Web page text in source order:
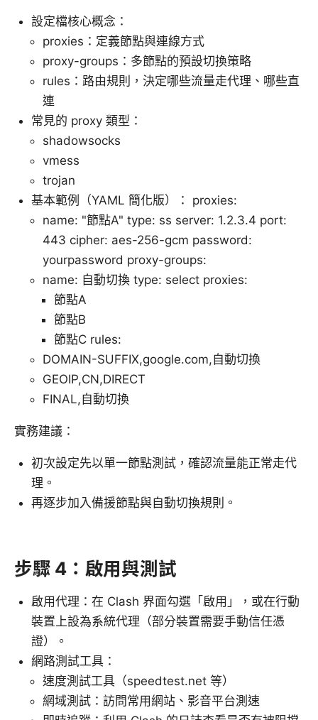
設定檔核心概念：
proxies：定義節點與連線方式
proxy-groups：多節點的預設切換策略
rules：路由規則，決定哪些流量走代理、哪些直
連
常見的 proxy 類型：
shadowsocks
vmess
trojan
基本範例（YAML 簡化版）： proxies:
name: "節點A" type: ss server: 1.2.3.4 port:
443 cipher: aes-256-gcm password:
yourpassword proxy-groups:
name: 自動切換 type: select proxies:
節點A
節點B
節點C rules:
DOMAIN-SUFFIX,google.com,自動切換
GEOIP,CN,DIRECT
FINAL,自動切換
實務建議：
初次設定先以單一節點測試，確認流量能正常走代
理。
再逐步加入備援節點與自動切換規則。
步驟 4：啟用與測試
啟用代理：在 Clash 界面勾選「啟用」，或在行動
裝置上設為系統代理（部分裝置需要手動信任憑
證）。
網路測試工具：
速度測試工具（speedtest.net 等）
網域測試：訪問常用網站、影音平台測速